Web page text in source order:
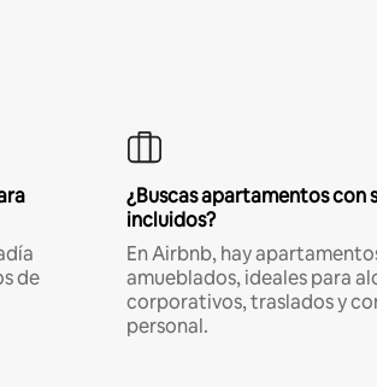
de
¿Buscas apartamentos con
incluidos?
En Airbnb, hay
amueblados, ideales para
corporativos, traslados y
personal.